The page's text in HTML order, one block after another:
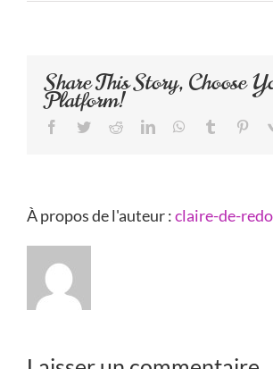
Share This Story, Choose
Platform!
Facebook
TwitterRedditLinkedInWhatsApp
Tumblr
À propos de l'auteur :claire-de-